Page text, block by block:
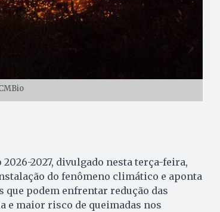
2027, divulgado nesta terça-feira,
do fenômeno climático e aponta
que podem enfrentar redução das
e maior risco de queimadas nos